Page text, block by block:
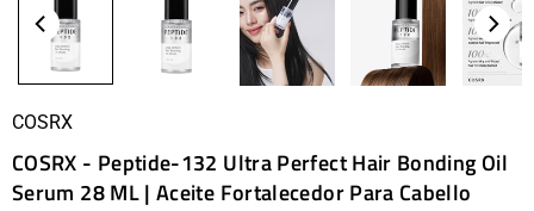
COSRX
COSRX - Peptide-132 Ultra Perfect Hair Bonding Oil
Serum 28 ML | Aceite Fortalecedor Para Cabello